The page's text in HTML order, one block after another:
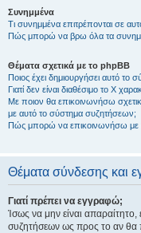
Συνημμένα
Τι συνημμένα επιτρέπονται σε
Πώς μπορώ να βρω όλα τα
Θέματα σχετικά με το phpBB
Ποιος έχει δημιουργήσει αυτό το
Γιατί δεν είναι διαθέσιμο το Χ
Με ποιον θα επικοινωνήσω
με αυτό το σύστημα συζητήσεων;
Πώς μπορώ να επικοινωνήσω με
Θέματα σύνδεσης και
Γιατί πρέπει να εγγραφώ;
Ίσως να μην είναι απαραίτητο,
συζητήσεων ως προς το αν θα